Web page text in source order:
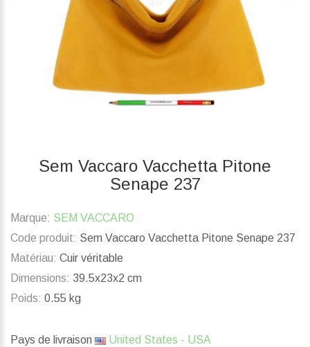
Sem Vaccaro Vacchetta Pitone
Senape 237
Marque: SEM VACCARO
Code produit: Sem Vaccaro Vacchetta Pitone Senape 237
Matériau: Cuir véritable
Dimensions: 39.5x23x2 cm
Poids: 0.55 kg
Pays de livraison United States - USA